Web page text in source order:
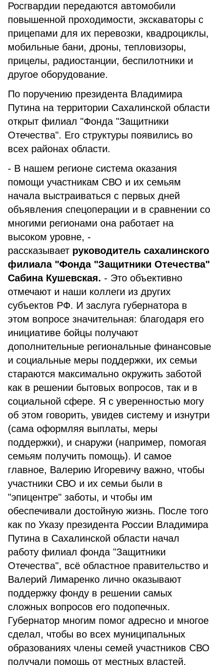
Росгвардии передаются автомобили
повышенной проходимости, экскаваторы с
прицепами для их перевозки, квадроциклы,
мобильные бани, дроны, тепловизоры,
прицелы, радиостанции, беспилотники и
другое оборудование.
По поручению президента Владимира
Путина на территории Сахалинской области
открыт филиал "Фонда "Защитники
Отечества". Его структуры появились во
всех районах области.
- В нашем регионе система оказания
помощи участникам СВО и их семьям
начала выстраиваться с первых дней
объявления спецоперации и в сравнении со
многими регионами она работает на
высоком уровне, -
рассказывает руководитель сахалинского
филиала "Фонда "Защитники Отечества"
Сабина Кушевская. - Это объективно
отмечают и наши коллеги из других
субъектов РФ. И заслуга губернатора в
этом вопросе значительная: благодаря его
инициативе бойцы получают
дополнительные региональные финансовые
и социальные меры поддержки, их семьи
стараются максимально окружить заботой
как в решении бытовых вопросов, так и в
социальной сфере. Я с уверенностью могу
об этом говорить, увидев систему и изнутри
(сама оформляя выплаты, меры
поддержки), и снаружи (например, помогая
семьям получить помощь). И самое
главное, Валерию Игоревичу важно, чтобы
участники СВО и их семьи были в
"эпицентре" заботы, и чтобы им
обеспечивали достойную жизнь. После того
как по Указу президента России Владимира
Путина в Сахалинской области начал
работу филиал фонда "Защитники
Отечества", всё областное правительство и
Валерий Лимаренко лично оказывают
поддержку фонду в решении самых
сложных вопросов его подопечных.
Губернатор многим помог адресно и многое
сделал, чтобы во всех муниципальных
образованиях члены семей участников СВО
получали помощь от местных властей.